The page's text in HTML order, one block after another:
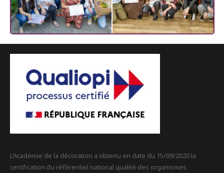
L’Académie de la décoration a obtenu en date du 15/09/2020 la
certification du référentiel national qualité des organismes